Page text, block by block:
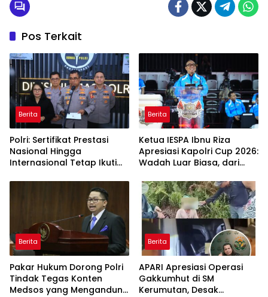
Pos Terkait
Berita
Polri: Sertifikat Prestasi
Nasional Hingga
Internasional Tetap Ikuti
Rekrutmen Polri
Berita
Ketua IESPA Ibnu Riza
Apresiasi Kapolri Cup 2026:
Wadah Luar Biasa, dari
Nasional
Berita
Pakar Hukum Dorong Polri
Tindak Tegas Konten
Medsos yang Mengandung
Berita
APARI Apresiasi Operasi
Gakkumhut di SM
Kerumutan, Desak